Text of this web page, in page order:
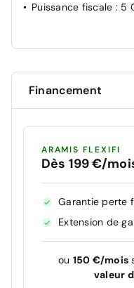
Puissance fiscale : 5
Financement
ARAMIS FLEXIFI
Dès 199 €/
Garantie perte
Extension de
ou 150 €/mois
valeur